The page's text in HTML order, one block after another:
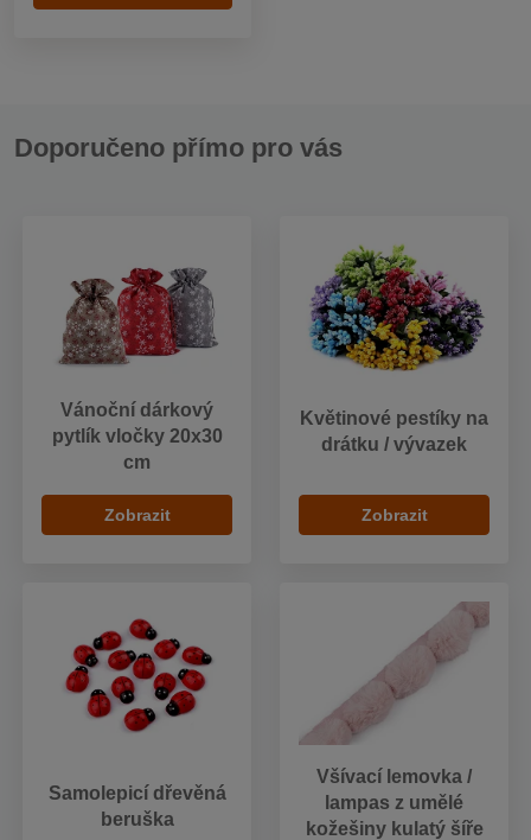
Doporučeno přímo pro vás
Vánoční dárkový
pytlík vločky 20x30
cm
Zobrazit
Květinové pestíky na
drátku / vývazek
Zobrazit
Samolepicí dřevěná
beruška
Všívací lemovka /
lampas z umělé
kožešiny kulatý šíře